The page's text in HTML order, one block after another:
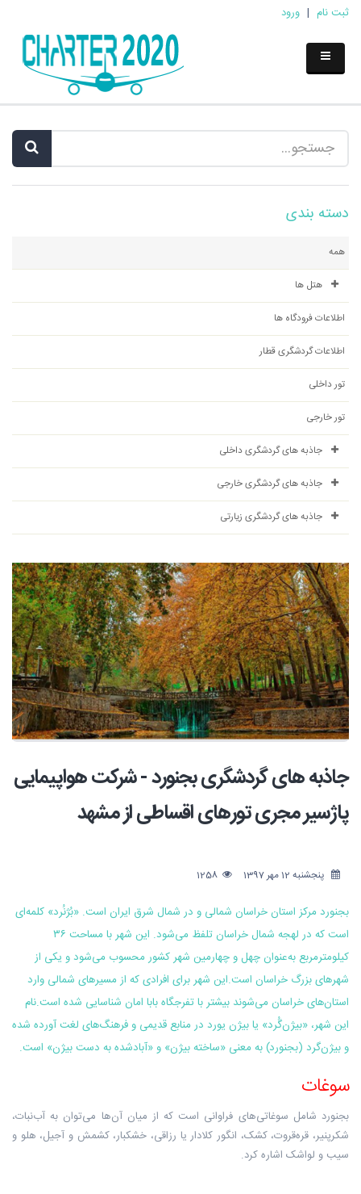
ثبت نام | ورود
دسته بندی
همه
هتل ها
اطلاعات فرودگاه ها
اطلاعات گردشگری قطار
تور داخلی
تور خارجی
جاذبه های گردشگری داخلی
جاذبه های گردشگری خارجی
جاذبه های گردشگری زیارتی
جاذبه های گردشگری بجنورد - شرکت هواپیمایی
پاژسیر مجری تورهای اقساطی از مشهد
پنجشنبه 12 مهر 1397
بجنورد مرکز استان خراسان شمالی و در شمال شرق ایران است. «بُژنُرد» کلمه‌ای
است که در لهجه شمال خراسان تلفظ می‌شود. این شهر با مساحت ۳۶
کیلومترمربع به‌عنوان چهل و چهارمین شهر کشور محسوب می‌شود و یکی از
شهرهای بزرگ خراسان است.این شهر برای افرادی که از مسیرهای شمالی وارد
استان‌های خراسان می‌شوند بیشتر با تفرجگاه بابا امان شناسایی شده است.نام
این شهر، «بیژن‌گُرد» یا بیژن یورد در منابع قدیمی و فرهنگ‌های لغت آورده شده
و بیژن‌گرد (بجنورد) به معنی «ساخته بیژن» و «آبادشده به دست بیژن» است.
سوغات
بجنورد شامل سوغاتی‌های فراوانی است که از میان آن‌ها می‌توان به آب‌نبات،
شکرپنیر، قره‌قروت، کشک، انگور کلادار یا رزاقی، خشکبار، کشمش و آجیل، هلو و
سیب و لواشک اشاره کرد.